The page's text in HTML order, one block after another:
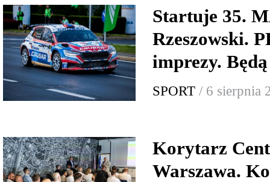
Startuje 35.
Rzeszowski.
imprezy.
SPORT / 6 sierpnia
Korytarz
Warszawa.